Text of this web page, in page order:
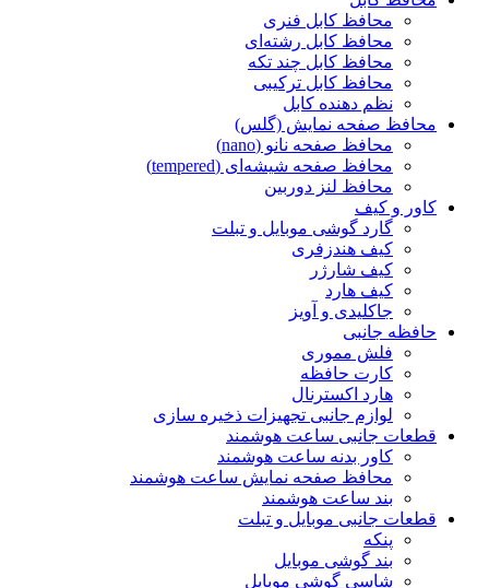
محافظ کابل فنری
محافظ کابل رشته‌ای
محافظ کابل چند تکه
محافظ کابل ترکیبی
نظم دهنده کابل
محافظ صفحه نمایش (گلس)
محافظ صفحه نانو (nano)
محافظ صفحه شیشه‌ای (tempered)
محافظ لنز دوربین
کاور و کیف
گارد گوشی موبایل و تبلت
کیف هندزفری
کیف شارژر
کیف هارد
جاکلیدی و آویز
حافظه جانبی
فلش مموری
کارت حافظه
هارد اکسترنال
لوازم جانبی تجهیزات ذخیره سازی
قطعات جانبی ساعت هوشمند
کاور بدنه ساعت هوشمند
محافظ صفحه نمایش ساعت هوشمند
بند ساعت هوشمند
قطعات جانبی موبایل و تبلت
پنکه
بند گوشی موبایل
شاسی گوشی موبایل